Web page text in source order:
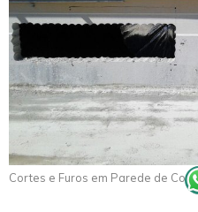
Cortes e Furos em Parede de